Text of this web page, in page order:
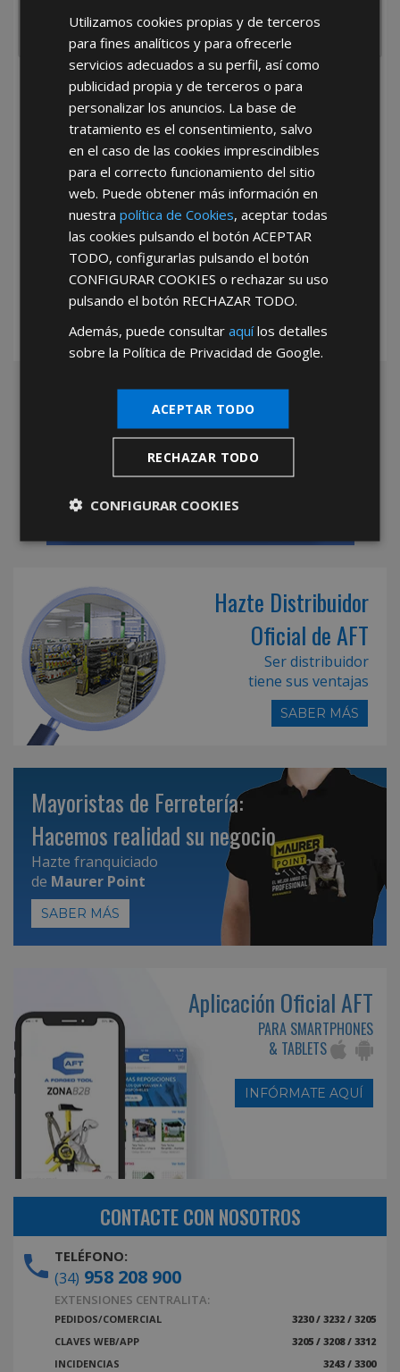
He leído y acepto la Política de Privacidad
*Abstenerse particulares, sólo venta a tiendas y empresas minoristas y
Hazte Distribuidor
Oficial de AFT
Ser distribuidor
tiene sus ventajas
SABER MÁS
Mayoristas de Ferretería:
Hacemos realidad su negocio
Hazte franquiciado
de Maurer Point
SABER MÁS
Aplicación Oficial AFT
PARA SMARTPHONES
& TABLETS
INFÓRMATE AQUÍ
CONTACTE CON NOSOTROS
TELÉFONO:
(34) 958 208 900
EXTENSIONES CENTRALITA:
PEDIDOS/COMERCIAL
3230 / 3232 / 3205
CLAVES WEB/APP
3205 / 3208 / 3312
INCIDENCIAS
3243 / 3300
Utilizamos cookies propias y de terceros
para fines analíticos y para ofrecerle
servicios adecuados a su perfil, así como
publicidad propia y de terceros o para
personalizar los anuncios. La base de
tratamiento es el consentimiento, salvo
en el caso de las cookies imprescindibles
para el correcto funcionamiento del sitio
web. Puede obtener más información en
nuestrapolítica de Cookies, aceptar todas
las cookies pulsando el botónACEPTAR
TODO, configurarlas pulsando el botón
CONFIGURAR COOKIES o rechazar su uso
pulsando el botón RECHAZAR TODO.
Además, puede consultaraquílos detalles
sobre la Política de Privacidad de Google.
ACEPTAR TODO
RECHAZAR TODO
CONFIGURAR COOKIES